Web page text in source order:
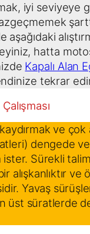
iyi seviyeye
aşağıdaki
hatta
Kapalı Alan
tekrar
kaydırmak ve
dengede
ister. Sürekli
alışkanlıktır ve
Yavaş
üst süratlerde